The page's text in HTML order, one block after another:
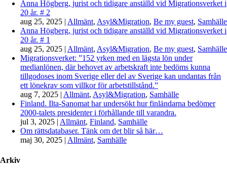
Anna Högberg, jurist och tidigare anställd vid Migrationsverket i
20 år. # 2
aug 25, 2025 | Allmänt, Asyl&Migration, Be my guest, Samhälle
Anna Högberg, jurist och tidigare anställd vid Migrationsverket i
20 år. # 1
aug 25, 2025 | Allmänt, Asyl&Migration, Be my guest, Samhälle
Migrationsverket: ”152 yrken med en lägsta lön under
medianlönen, där behovet av arbetskraft inte bedöms kunna
tillgodoses inom Sverige eller del av Sverige kan undantas från
ett lönekrav som villkor för arbetstillstånd.”
aug 7, 2025 | Allmänt, Asyl&Migration, Samhälle
Finland. Ilta-Sanomat har undersökt hur finländarna bedömer
2000-talets presidenter i förhållande till varandra.
jul 3, 2025 | Allmänt, Finland, Samhälle
Om rättsdatabaser. Tänk om det blir så här…
maj 30, 2025 | Allmänt, Samhälle
Arkiv